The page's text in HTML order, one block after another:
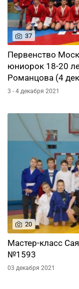
37
Первенство
юниорок 18-20
Романцова (4
3 - 4 декабря 2021
20
Мастер-класс
№1593
03 декабря 2021